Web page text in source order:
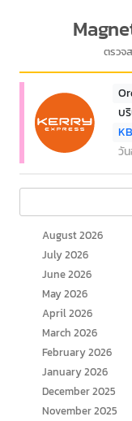
ตรวจ
บ
วั
August 2026
July 2026
June 2026
May 2026
April 2026
March 2026
February 2026
January 2026
December 2025
November 2025